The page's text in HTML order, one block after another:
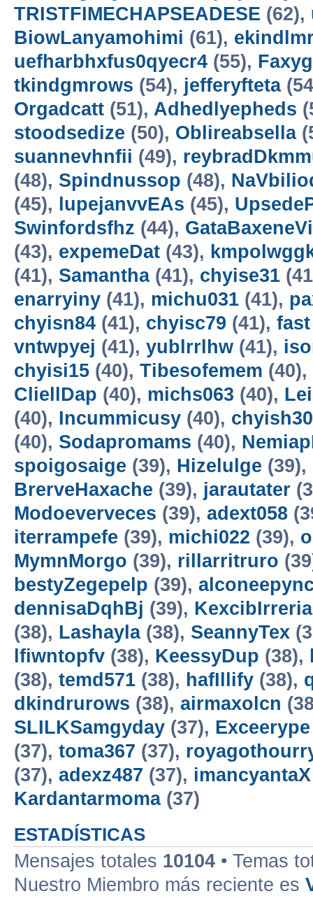
TRISTFIMECHAPSEADESE (62),
BiowLanyamohimi (61),
uefharbhxfus0qyecr4 (55),
tkindgmrows (54), jefferyfteta
Orgadcatt (51), Adhedlyepheds
stoodsedize (50), Oblireabsella
suannevhnfii (49),
(48), Spindnussop (48),
(45),
lupejanvvEAs (45),
Swinfordsfhz (44),
(43), expemeDat (43),
(41), Samantha(41), chyise31
enarryiny (41), michu031 (41),
chyisn84 (41), chyisc79 (41),
vntwpyej (41), yublrrlhw (41),
chyisi15 (40), Tibesofemem (40),
CliellDap (40), michs063 (40),
(40), Incummicusy (40), chyish30
(40), Sodapromams (40),
spoigosaige (39), Hizelulge (39),
BrerveHaxache (39), jarautater
Modoeverveces (39), adext058
iterrampefe (39), michi022 (39),
MymnMorgo (39), rillarritruro
bestyZegepelp (39),
dennisaDqhBj (39), KexcibIrreria
(38), Lashayla(38), SeannyTex
lfiwntopfv (38), KeessyDup (38),
(38), temd571 (38), hafIllify (38),
dkindrurows (38), airmaxolcn
SLILKSamgyday (37), Exceerype
(37), toma367 (37),
(37), adexz487 (37), imancyantaX
Kardantarmoma(37)
ESTADÍSTICAS
Mensajes totales 10104 • Temas
Nuestro Miembro más reciente es